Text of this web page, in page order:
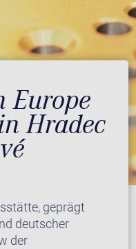
Europe
Hradec
geprägt
deutscher
der